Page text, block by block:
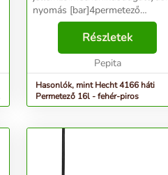
nyomás [bar]4permetező
szár [cm]70szóró
tömlő [cm]120szóró tömlő
átmérő [mm2]10tartály
térfogata [l]16tömeg [kg]3,12 év
permetező...
Részletek
Pepita
Hasonlók, mint Hecht 4166 háti
Permetező 16l - fehér-piros